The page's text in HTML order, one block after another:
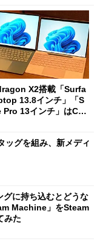
X2搭載「Surfa
13.8インチ」「S
13インチ」はCop
ッグを組み、新メディ
グに持ち込むとどうな
Machine」をSteam
みた